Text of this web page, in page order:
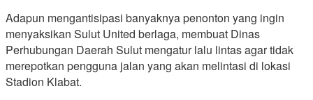
Adapun mengantisipasi banyaknya penonton yang ingin
menyaksikan Sulut United berlaga, membuat Dinas
Perhubungan Daerah Sulut mengatur lalu lintas agar tidak
merepotkan pengguna jalan yang akan melintasi di lokasi
Stadion Klabat.